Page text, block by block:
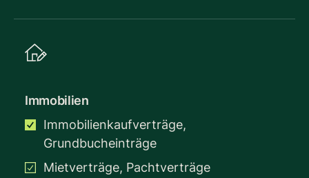
Immobilien
Immobilienkaufverträge,
Grundbucheinträge
Mietverträge, Pachtverträge